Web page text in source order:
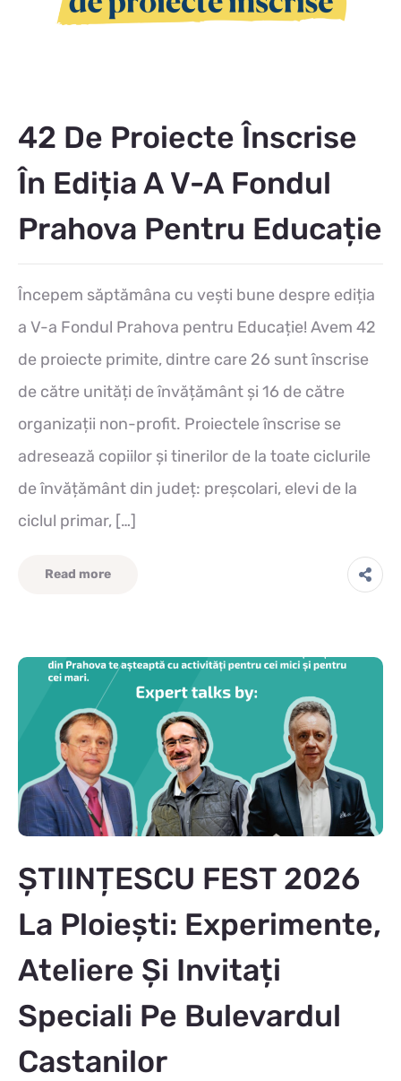
42 De Proiecte Înscrise
În Ediția A V-A Fondul
Prahova Pentru Educație
Începem săptămâna cu vești bune despre ediția
a V-a Fondul Prahova pentru Educație! Avem 42
de proiecte primite, dintre care 26 sunt înscrise
de către unități de învățământ și 16 de către
organizații non-profit. Proiectele înscrise se
adresează copiilor și tinerilor de la toate ciclurile
de învățământ din județ: preșcolari, elevi de la
ciclul primar, […]
Read more
ȘTIINȚESCU FEST 2026
La Ploiești: Experimente,
Ateliere Și Invitați
Speciali Pe Bulevardul
Castanilor